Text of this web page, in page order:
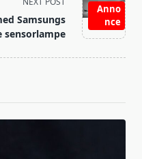
Anno
nce
Samsungs
sensorlampe